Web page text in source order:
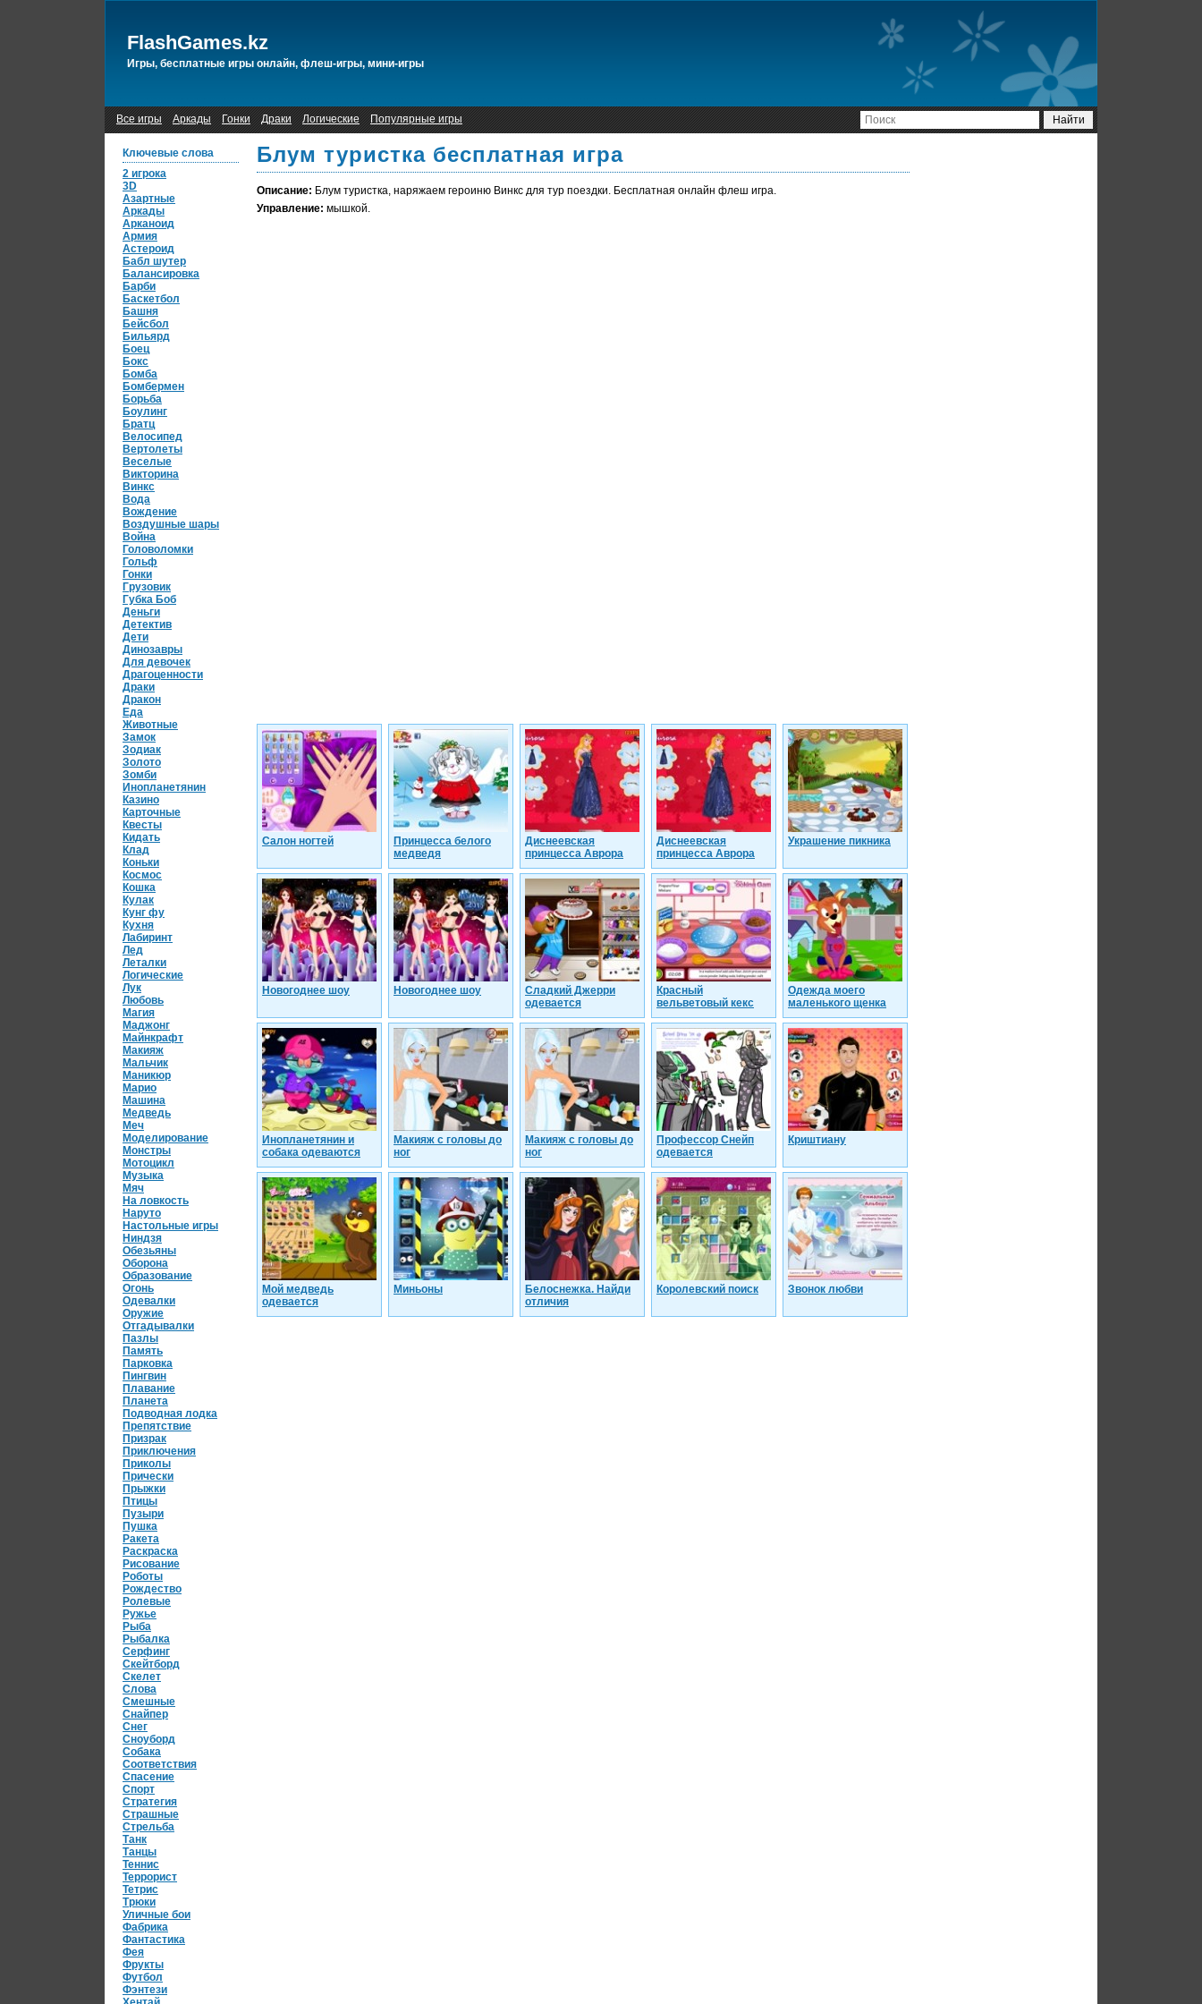
FlashGames.kz
Игры, бесплатные игры онлайн, флеш-игры, мини-игры
Все игры Аркады Гонки Драки Логические Популярные игры
Ключевые слова
2 игрока
3D
Азартные
Аркады
Арканоид
Армия
Астероид
Бабл шутер
Балансировка
Барби
Баскетбол
Башня
Бейсбол
Бильярд
Боец
Бокс
Бомба
Бомбермен
Борьба
Боулинг
Братц
Велосипед
Вертолеты
Веселые
Викторина
Винкс
Вода
Вождение
Воздушные шары
Война
Головоломки
Гольф
Гонки
Грузовик
Губка Боб
Деньги
Детектив
Дети
Динозавры
Для девочек
Драгоценности
Драки
Дракон
Еда
Животные
Замок
Зодиак
Золото
Зомби
Инопланетянин
Казино
Карточные
Квесты
Кидать
Клад
Коньки
Космос
Кошка
Кулак
Кунг фу
Кухня
Лабиринт
Лед
Леталки
Логические
Лук
Любовь
Магия
Маджонг
Майнкрафт
Макияж
Мальчик
Маникюр
Марио
Машина
Медведь
Меч
Моделирование
Монстры
Мотоцикл
Музыка
Мяч
На ловкость
Наруто
Настольные игры
Ниндзя
Обезьяны
Оборона
Образование
Огонь
Одевалки
Оружие
Отгадывалки
Пазлы
Память
Парковка
Пингвин
Плавание
Планета
Подводная лодка
Препятствие
Призрак
Приключения
Приколы
Прически
Прыжки
Птицы
Пузыри
Пушка
Ракета
Раскраска
Рисование
Роботы
Рождество
Ролевые
Ружье
Рыба
Рыбалка
Серфинг
Скейтборд
Скелет
Слова
Смешные
Снайпер
Снег
Сноуборд
Собака
Соответствия
Спасение
Спорт
Стратегия
Страшные
Стрельба
Танк
Танцы
Теннис
Террорист
Тетрис
Трюки
Уличные бои
Фабрика
Фантастика
Фея
Фрукты
Футбол
Фэнтези
Блум туристка бесплатная игра
Описание: Блум туристка, наряжаем героиню Винкс для тур поездки. Бесплатная онлайн флеш игра.
Управление: мышкой.
Салон ногтей
Принцесса белого
медведя
Диснеевская
принцесса Аврора
Диснеевская
принцесса Аврора
Украшение пикника
Новогоднее шоу Новогоднее шоу
Сладкий Джерри
одевается
Красный
вельветовый кекс
Одежда моего
маленького щенка
Инопланетянин и
собака одеваются
Макияж с головы до
ног
Макияж с головы до
ног
Профессор Снейп
одевается
Криштиану
Мой медведь
одевается
Миньоны
Белоснежка. Найди
отличия
Королевский поиск Звонок любви